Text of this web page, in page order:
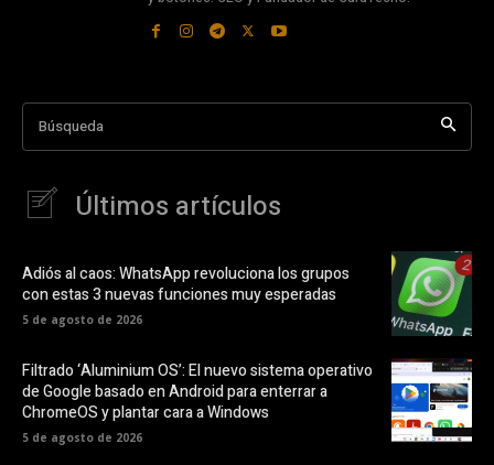
Búsqueda
Últimos artículos
Adiós al caos: WhatsApp revoluciona los grupos
con estas 3 nuevas funciones muy esperadas
5 de agosto de 2026
Filtrado ‘Aluminium OS’: El nuevo sistema operativo
de Google basado en Android para enterrar a
ChromeOS y plantar cara a Windows
5 de agosto de 2026